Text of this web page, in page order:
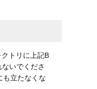
トリに上記B
いでくださ
も立たなくな